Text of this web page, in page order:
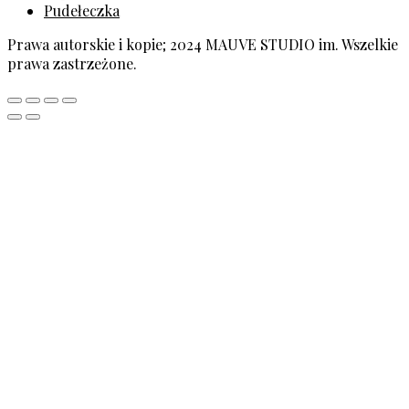
Pudełeczka
Prawa autorskie i kopie; 2024 MAUVE STUDIO im. Wszelkie
prawa zastrzeżone.